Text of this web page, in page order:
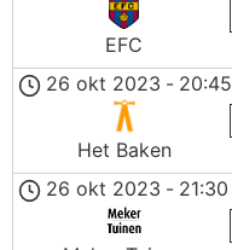
EFC
26 okt 2023 - 20:45
Het Baken
26 okt 2023 - 21:30